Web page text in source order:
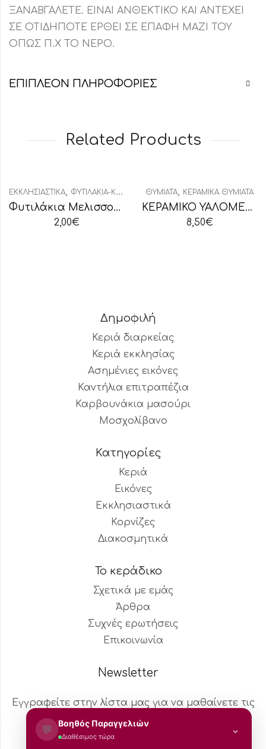
ΞΑΝΑΒΓΑΛΕΤΕ. ΕΙΝΑΙ ΑΝΘΕΚΤΙΚΟ ΚΑΙ ΑΝΤΕΧΕΙ
ΣΕ ΟΤΙΔΗΠΟΤΕ ΕΡΘΕΙ ΣΕ ΕΠΑΦΗ ΜΑΖΙ ΤΟΥ
ΟΠΩΣ Π.Χ ΤΟ ΝΕΡΟ.
ΕΠΙΠΛΈΟΝ ΠΛΗΡΟΦΟΡΊΕΣ
Related Products
ΕΚΚΛΗΣΙΑΣΤΙΚΆ, ΦΥΤΙΛΆΚΙΑ-ΚΑΝΤΗΛΉΘΡΕΣ
Φυτιλάκια Μελισσοκέρι Μεγάλη Συσκευασία
2,00€
ΘΥΜΙΑΤΆ, ΚΕΡΑΜΙΚΆ ΘΥΜΙΑΤΆ
ΚΕΡΑΜΙΚΟ ΥΑΛΟΜΕΝΟ ΘΥΜΙΑΤΟ ΚΑΦΕ
8,50€
Δημοφιλή
Κεριά διαρκείας
Κεριά εκκλησίας
Ασημένιες εικόνες
Καντήλια επιτραπέζια
Καρβουνάκια μασούρι
Μοσχολίβανο
Κατηγορίες
Κεριά
Εικόνες
Εκκλησιαστικά
Κορνίζες
Διακοσμητικά
Το κεράδικο
Σχετικά με εμάς
Άρθρα
Συχνές ερωτήσεις
Επικοινωνία
Newsletter
Εγγραφείτε στην λίστα μας για να μαθαίνετε τις
νέες αφίξεις και τις προσφορές.
💬 Βοηθός Παραγγελιών
Διαθέσιμος τώρα
⌄